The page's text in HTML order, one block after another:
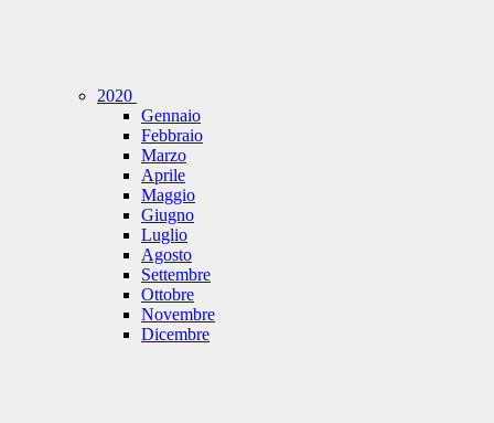
2020
Gennaio
Febbraio
Marzo
Aprile
Maggio
Giugno
Luglio
Agosto
Settembre
Ottobre
Novembre
Dicembre